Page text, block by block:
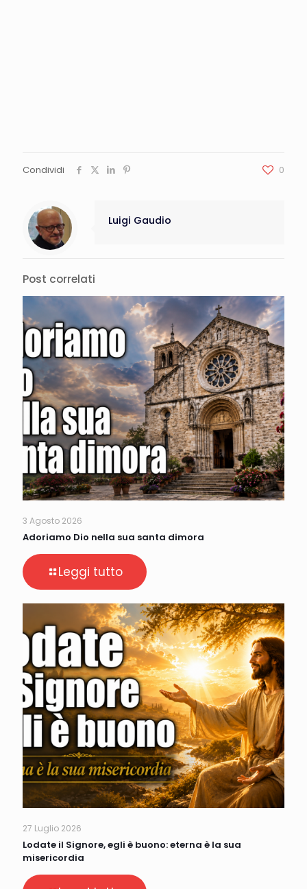
Condividi 0
Luigi Gaudio
Post correlati
3 Agosto 2026
Adoriamo Dio nella sua santa dimora
Leggi tutto
27 Luglio 2026
Lodate il Signore, egli è buono: eterna è la sua
misericordia